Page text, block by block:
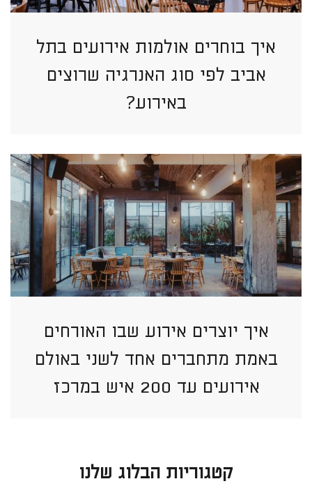
איך בוחרים אולמות אירועים בתל
אביב לפי סוג האנרגיה שרוצים
באירוע?
איך יוצרים אירוע שבו האורחים
באמת מתחברים אחד לשני באולם
אירועים עד 200 איש במרכז
קטגוריות הבלוג שלנו